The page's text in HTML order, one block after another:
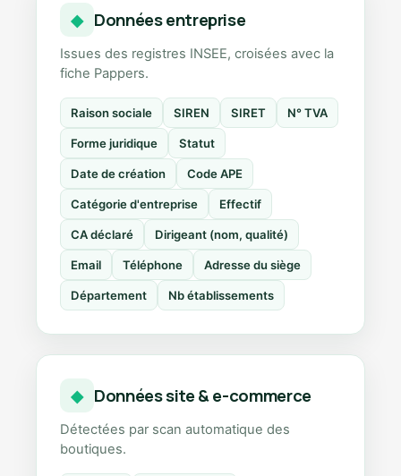
◆ Données entreprise
Issues des registres INSEE, croisées avec la
fiche Pappers.
Raison sociale SIREN SIRET N° TVA
Forme juridique Statut
Date de création Code APE
Catégorie d'entreprise Effectif
CA déclaré Dirigeant (nom, qualité)
Email Téléphone Adresse du siège
Département Nb établissements
◆ Données site & e-commerce
Détectées par scan automatique des
boutiques.